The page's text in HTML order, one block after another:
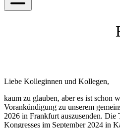
Liebe Kolleginnen und Kollegen,
kaum zu glauben, aber es ist schon
Vorankündigung zu unserem
2026 in Frankfurt auszusenden. Die
Kongresses im September 2024 in